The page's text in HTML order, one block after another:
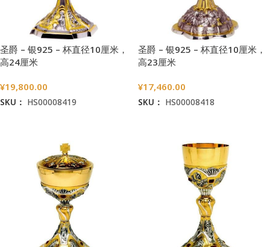
圣爵 – 银925 – 杯直径10厘米，
高24厘米
¥19,800.00
SKU： HS00008419
圣爵 – 银925 – 杯直径10厘米，
高23厘米
¥17,460.00
SKU： HS00008418